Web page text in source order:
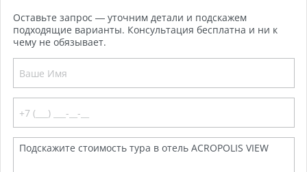
Оставьте запрос — уточним детали и подскажем
подходящие варианты. Консультация бесплатна и ни к
чему не обязывает.